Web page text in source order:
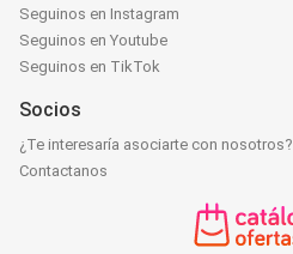
Seguinos en Instagram
Seguinos en Youtube
Seguinos en TikTok
Socios
¿Te interesaría asociarte con nosotros?
Contactanos